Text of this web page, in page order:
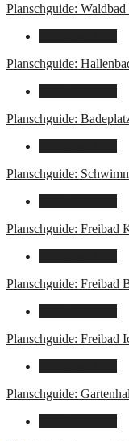
Planschguide:
Planschguide:
Planschguide:
Planschguide:
Planschguide: Freibad
Planschguide: Freibad
Planschguide: Freibad
Planschguide: